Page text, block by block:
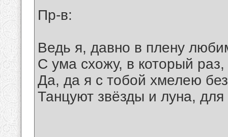
Пр-в:
Ведь я, давно в плену
С ума схожу, в который
Да, да я с тобой хмелею
Танцуют звёзды и луна,